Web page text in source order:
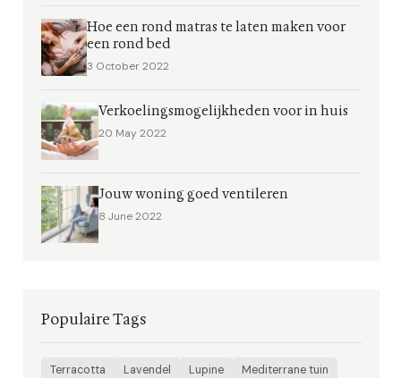
Hoe een rond matras te laten maken voor
een rond bed
3 October 2022
Verkoelingsmogelijkheden voor in huis
20 May 2022
Jouw woning goed ventileren
8 June 2022
Populaire Tags
Terracotta Lavendel Lupine
Mediterrane tuin